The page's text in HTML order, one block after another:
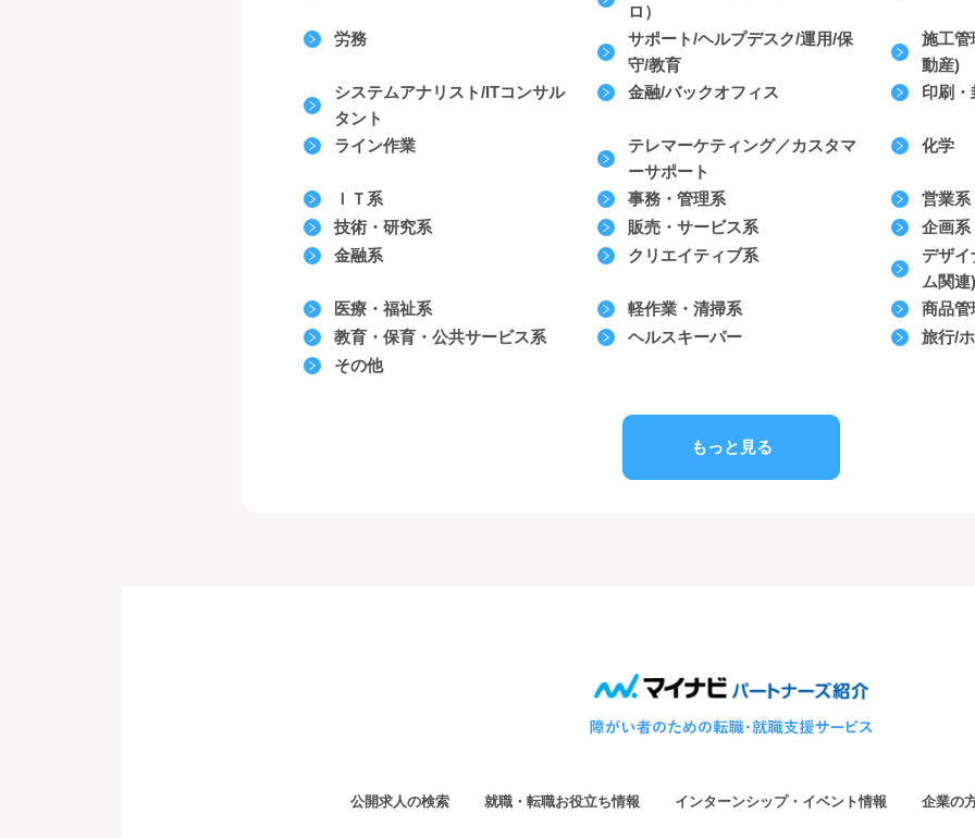
ロ）
労務
サポート/ヘルプデスク/運用/保
守/教育
施工管
動産)
システムアナリスト/ITコンサル
タント
金融/バックオフィス 印刷
ライン作業
テレマーケティング／カスタマ
ーサポート
化学
ＩＴ系 事務・管理系
営業系
技術・研究系
販売・サービス系
企画系
金融系
クリエイティブ系
デザイ
ム関連)
医療・福祉系
軽作業・清掃系
商品管
教育・保育・公共サービス系
ヘルスキーパー
旅行/
その他
もっと見る
公開求人の検索 就職・転職お役立ち情報 インターンシップ・イベント情報 企業の